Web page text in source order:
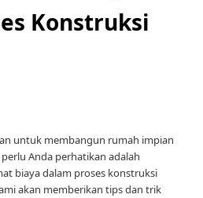
Konstruksi
untuk membangun rumah impian
Anda perhatikan adalah
biaya dalam proses konstruksi
akan memberikan tips dan trik